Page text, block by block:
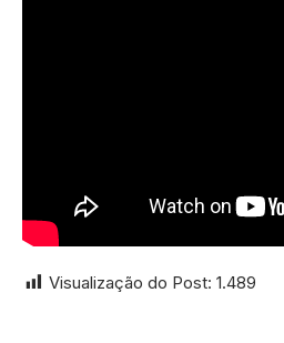
Visualização do Post: 1.489